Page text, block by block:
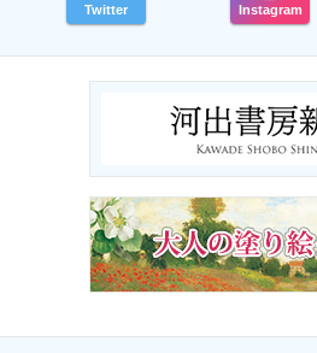
Twitter Instagram